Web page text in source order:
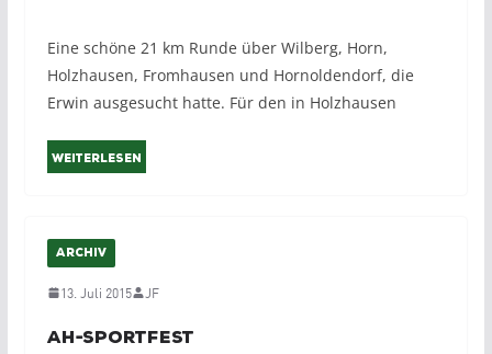
Eine schöne 21 km Runde über Wilberg, Horn,
Holzhausen, Fromhausen und Hornoldendorf, die
Erwin ausgesucht hatte. Für den in Holzhausen
Weiterlesen
ARCHIV
13. Juli 2015 JF
AH-Sportfest